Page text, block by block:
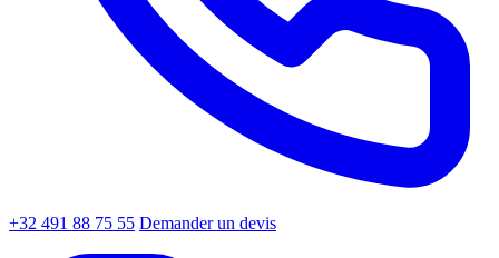
+32 491 88 75 55 Demander un devis